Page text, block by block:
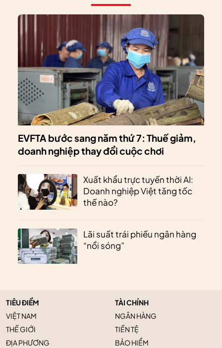
EVFTA bước sang năm thứ 7: Thuế giảm,
doanh nghiệp thay đổi cuộc chơi
Xuất khẩu trực tuyến thời AI:
Doanh nghiệp Việt tăng tốc
thế nào?
Lãi suất trái phiếu ngân hàng
“nổi sóng”
TIÊU ĐIỂM
VIỆT NAM
THẾ GIỚI
ĐỊA PHƯƠNG
TÀI CHÍNH
NGÂN HÀNG
TIỀN TỆ
BẢO HIỂM